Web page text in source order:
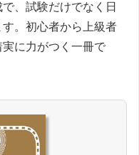
、試験だけでなく日
。初心者から上級者
に力がつく一冊で